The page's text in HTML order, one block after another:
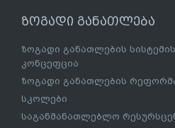
ზოგადი განათლება
ზოგადი განათლების
კონცეფცია
ზოგადი განათლების
სკოლები
საგანმანათლებლო